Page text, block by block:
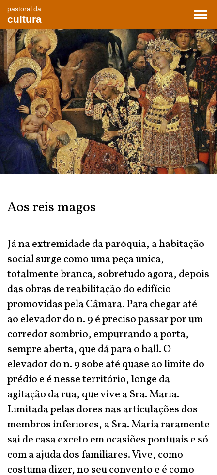
pastoral da
cultura
Aos reis magos
Já na extremidade da paróquia, a habitação
social surge como uma peça única,
totalmente branca, sobretudo agora, depois
das obras de reabilitação do edifício
promovidas pela Câmara. Para chegar até
ao elevador do n. 9 é preciso passar por um
corredor sombrio, empurrando a porta,
sempre aberta, que dá para o hall. O
elevador do n. 9 sobe até quase ao limite do
prédio e é nesse território, longe da
agitação da rua, que vive a Sra. Maria.
Limitada pelas dores nas articulações dos
membros inferiores, a Sra. Maria raramente
sai de casa exceto em ocasiões pontuais e só
com a ajuda dos familiares. Vive, como
costuma dizer, no seu convento e é como